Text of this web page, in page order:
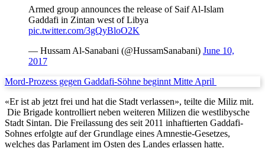
Armed group announces the release of Saif Al-Islam
Gaddafi in Zintan west of Libya
pic.twitter.com/3gQyBloO2K
— Hussam Al-Sanabani (@HussamSanabani) June 10,
2017
Mord-Prozess gegen Gaddafi-Söhne beginnt Mitte April
«Er ist ab jetzt frei und hat die Stadt verlassen», teilte die Miliz mit.
Die Brigade kontrolliert neben weiteren Milizen die westlibysche
Stadt Sintan. Die Freilassung des seit 2011 inhaftierten Gaddafi-
Sohnes erfolgte auf der Grundlage eines Amnestie-Gesetzes,
welches das Parlament im Osten des Landes erlassen hatte.